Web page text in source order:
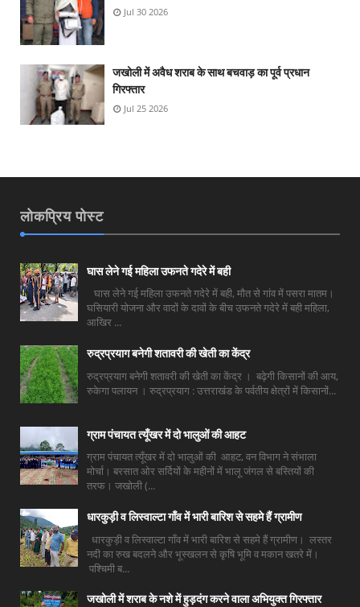
Jul 30 2026
जखोली में अवैध शराब के साथ बचवाड़ का पूर्व प्रधान
गिरफ्तार
Jul 25 2026
लोकप्रिय पोस्ट
घास लेने गई महिला उफनते गदेरे में बही
घास लेने गई महिला उफनते गदेरे में बही, मौत से गांव में पसरा मातम।
घसियारी योजना और वादों के दावों के बीच उफनते गदेरे में बही महिला,
आखिर ...
रुद्रप्रयाग बनेगी शतावरी की खेती का केंद्र
रुद्रप्रयाग बनेगी शतावरी की खेती का केंद्र । बढ़ेगी किसानों की आय,
रुकेगा पलायन । रुद्रप्रयाग : उत्तराखंड के पर्वतीय क्षेत्रों में किसानों...
ग्राम पंचायत त्यूँखर में दो भालुओं की आहट
ग्राम पंचायत त्यूँखर में दो भालुओं की आहट, वन विभाग ने संभाला
मोर्चा। बरसात ओर सर्दियों के महीनों में भालू जंगल से बस्तियों की
तरफ। जखोली (...
धारकुड़ी व लिस्वाल्टा गाँव में भारी बारिश से सहमे हैं ग्रामीण
धारकुड़ी व लिस्वाल्टा गाँव में भारी बारिश से सहमे हैं ग्रामीण। लस्तर
नदी का रुख बदलने और भूस्खलन से कृषि भूमि व मकान खतरे में।
पश्चिमी ब...
जखोली में शराब के नशे में हुड़दंग करने वाला अभियुक्त गिरफ्तार